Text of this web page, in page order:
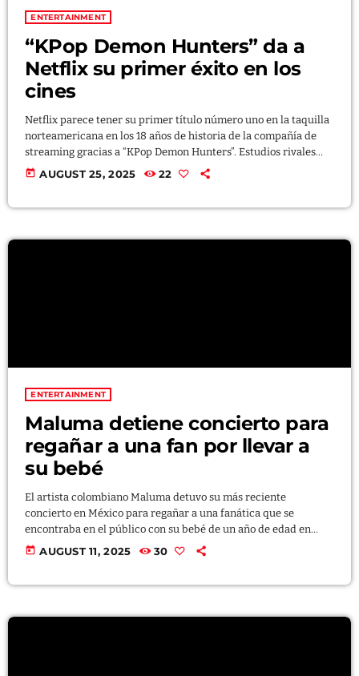
ENTERTAINMENT
“KPop Demon Hunters” da a
Netflix su primer éxito en los
cines
Netflix parece tener su primer título número uno en la taquilla
norteamericana en los 18 años de historia de la compañía de
streaming gracias a “KPop Demon Hunters”. Estudios rivales
estimaron el domingo que “KPop Demon Hunters” lideró todas
today AUGUST 25, 2025 22
ENTERTAINMENT
Maluma detiene concierto para
regañar a una fan por llevar a
su bebé
El artista colombiano Maluma detuvo su más reciente
concierto en México para regañar a una fanática que se
encontraba en el público con su bebé de un año de edad en
brazos. Visiblemente molesto, el cantante se dirigió a la madre
today AUGUST 11, 2025 30